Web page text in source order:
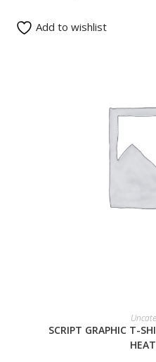
READ
SCRIPT GRAPHIC T-
Add to wishlist